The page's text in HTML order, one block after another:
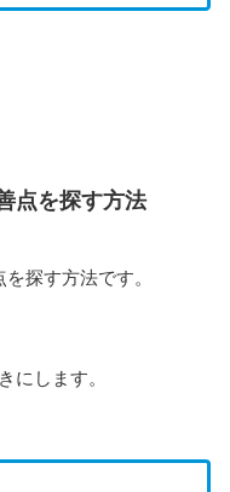
点を探す方法
探す方法です。
にします。